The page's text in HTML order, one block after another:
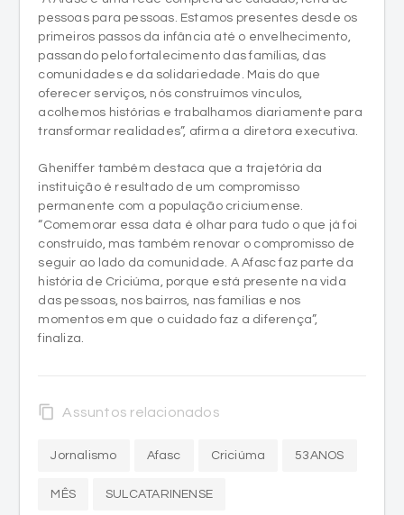
pessoas para pessoas. Estamos presentes desde os
primeiros passos da infância até o envelhecimento,
passando pelo fortalecimento das famílias, das
comunidades e da solidariedade. Mais do que
oferecer serviços, nós construímos vínculos,
acolhemos histórias e trabalhamos diariamente para
transformar realidades”, afirma a diretora executiva.
Gheniffer também destaca que a trajetória da
instituição é resultado de um compromisso
permanente com a população criciumense.
“Comemorar essa data é olhar para tudo o que já foi
construído, mas também renovar o compromisso de
seguir ao lado da comunidade. A Afasc faz parte da
história de Criciúma, porque está presente na vida
das pessoas, nos bairros, nas famílias e nos
momentos em que o cuidado faz a diferença”,
finaliza.
content_copy Assuntos relacionados
Jornalismo Afasc Criciúma 53ANOS
MÊS SULCATARINENSE